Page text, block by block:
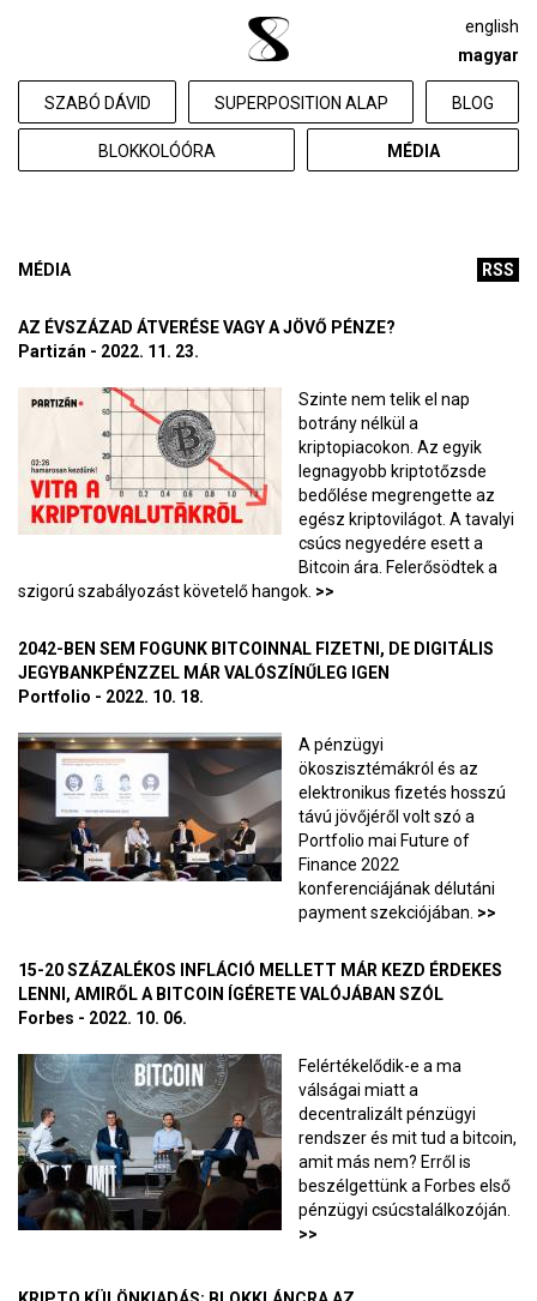
SZABÓ DÁVID SUPERPOSITION ALAP BLOG
BLOKKOLÓÓRA MÉDIA
english
magyar
RSS
MÉDIA
AZ ÉVSZÁZAD ÁTVERÉSE VAGY A JÖVŐ PÉNZE?
Partizán - 2022. 11. 23.
Szinte nem telik el nap
botrány nélkül a
kriptopiacokon. Az egyik
legnagyobb kriptotőzsde
bedőlése megrengette az
egész kriptovilágot. A tavalyi
csúcs negyedére esett a
Bitcoin ára. Felerősödtek a
szigorú szabályozást követelő hangok. >>
2042-BEN SEM FOGUNK BITCOINNAL FIZETNI, DE DIGITÁLIS
JEGYBANKPÉNZZEL MÁR VALÓSZÍNŰLEG IGEN
Portfolio - 2022. 10. 18.
A pénzügyi
ökoszisztémákról és az
elektronikus fizetés hosszú
távú jövőjéről volt szó a
Portfolio mai Future of
Finance 2022
konferenciájának délutáni
payment szekciójában. >>
15-20 SZÁZALÉKOS INFLÁCIÓ MELLETT MÁR KEZD ÉRDEKES
LENNI, AMIRŐL A BITCOIN ÍGÉRETE VALÓJÁBAN SZÓL
Forbes - 2022. 10. 06.
Felértékelődik-e a ma
válságai miatt a
decentralizált pénzügyi
rendszer és mit tud a bitcoin,
amit más nem? Erről is
beszélgettünk a Forbes első
pénzügyi csúcstalálkozóján.
>>